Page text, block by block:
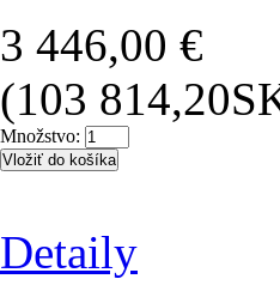
3 446,00 €
(103
Množstvo:
Detaily